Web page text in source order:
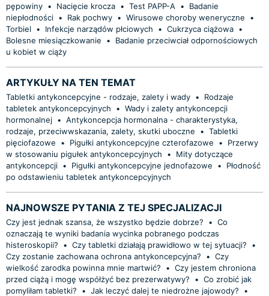
pępowiny • Nacięcie krocza • Test PAPP-A •
Badanie
niepłodności • Rak pochwy • Wirusowe choroby weneryczne
•
Torbiel
• Infekcje narządów płciowych • Cukrzyca ciążowa •
Bolesne miesiączkowanie
•
Badanie przeciwciał odpornościowych
u kobiet w ciąży
ARTYKUŁY NA TEN TEMAT
Tabletki antykoncepcyjne - rodzaje, zalety i wady •
Rodzaje
tabletek antykoncepcyjnych
• Wady i zalety antykoncepcji
hormonalnej • Antykoncepcja hormonalna - charakterystyka,
rodzaje, przeciwwskazania, zalety, skutki uboczne
• Tabletki
pięciofazowe
• Pigułki antykoncepcyjne czterofazowe •
Przerwy
w stosowaniu pigułek antykoncepcyjnych
•
Mity dotyczące
antykoncepcji • Pigułki antykoncepcyjne jednofazowe •
Płodność
po odstawieniu tabletek antykoncepcyjnych
NAJNOWSZE PYTANIA Z TEJ SPECJALIZACJI
Czy jest jednak szansa, że wszystko będzie dobrze? • Co
oznaczają te wyniki badania wycinka pobranego podczas
histeroskopii?
• Czy tabletki działają prawidłowo w tej sytuacji?
•
Czy zostanie zachowana ochrona antykoncepcyjna?
• Czy
wielkość zarodka powinna mnie martwić?
• Czy jestem chroniona
przed ciążą i mogę współżyć bez prezerwatywy?
• Co zrobić jak
pomyliłam tabletki?
• Jak leczyć dalej te niedrożne jajowody?
•